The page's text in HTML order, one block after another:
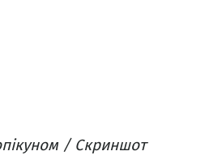
/ Скриншот